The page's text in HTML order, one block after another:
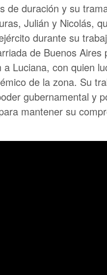
de duración y su
Julián y Nicolás,
durante su
de Buenos Aires
Luciana, con quien
de la zona. Su
gubernamental y
mantener su